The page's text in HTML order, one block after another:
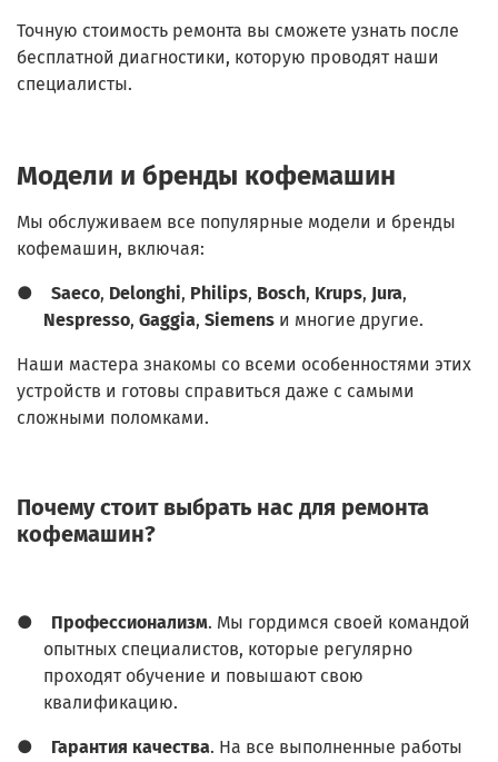
Точную стоимость ремонта вы сможете узнать после
бесплатной диагностики, которую проводят наши
специалисты.
Модели и бренды кофемашин
Мы обслуживаем все популярные модели и бренды
кофемашин, включая:
● Saeco, Delonghi, Philips, Bosch, Krups, Jura,
Nespresso, Gaggia, Siemens и многие другие.
Наши мастера знакомы со всеми особенностями этих
устройств и готовы справиться даже с самыми
сложными поломками.
Почему стоит выбрать нас для ремонта
кофемашин?
● Профессионализм. Мы гордимся своей командой
опытных специалистов, которые регулярно
проходят обучение и повышают свою
квалификацию.
● Гарантия качества. На все выполненные работы